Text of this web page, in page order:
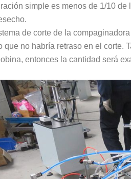
simple es menos de 1/10
de corte de la
que no habría retraso en el corte.
entonces la cantidad será